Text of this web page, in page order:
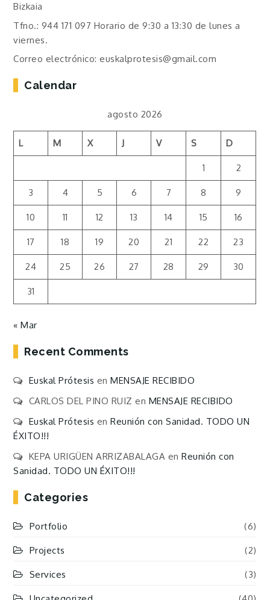
Bizkaia
Tfno.: 944 171 097 Horario de 9:30 a 13:30 de lunes a
viernes.
Correo electrónico: euskalprotesis@gmail.com
Calendar
agosto 2026
L M X J V S D
1 2
3 4 5 6 7 8 9
10 11 12 13 14 15 16
17 18 19 20 21 22 23
24 25 26 27 28 29 30
31
« Mar
Recent Comments
Euskal Prótesis enMENSAJE RECIBIDO
CARLOS DEL PINO RUIZ en MENSAJE RECIBIDO
Euskal Prótesis enReunión con Sanidad. TODO UN
ÉXITO!!!
KEPA URIGÜEN ARRIZABALAGA enReunión con
Sanidad. TODO UN ÉXITO!!!
Categories
Portfolio (6)
Projects (2)
Services (3)